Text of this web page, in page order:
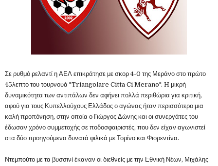
Σε ρυθμό ρελαντί η ΑΕΛ επικράτησε με σκορ 4-0 της Μεράνο στο πρώτο
45λεπτο του τουρνουά "Triangolare Citta Ci Merano". H μικρή
δυναμικότητα των αντιπάλων δεν αφήνει πολλά περιθώρια για κριτική,
αφού για τους Κυπελλούχους Ελλάδος ο αγώνας ήταν περισσότερο μια
καλή προπόνηση, στην οποία ο Γιώργος Δώνης και οι συνεργάτες του
έδωσαν χρόνο συμμετοχής σε ποδοσφαιριστές, που δεν είχαν αγωνιστεί
στα δύο προηγούμενα δυνατά φιλικά με Τορίνο και Φιορεντίνα.
Ντεμπούτο με τα βυσσινί έκαναν οι διεθνείς με την Εθνική Νέων, Μιχάλης